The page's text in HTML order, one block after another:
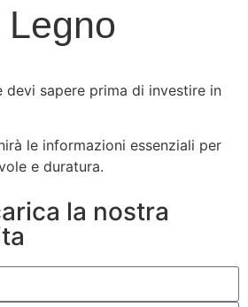
sapere prima di investire in
le informazioni essenziali per
e duratura.
la nostra